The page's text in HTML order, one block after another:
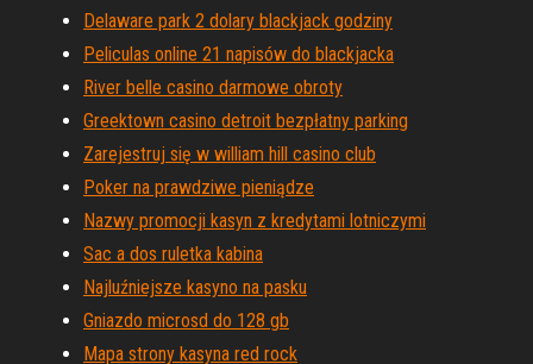
Delaware park 2 dolary blackjack godziny
Peliculas online 21 napisów do blackjacka
River belle casino darmowe obroty
Greektown casino detroit bezpłatny parking
Zarejestruj się w william hill casino club
Poker na prawdziwe pieniądze
Nazwy promocji kasyn z kredytami lotniczymi
Sac a dos ruletka kabina
Najluźniejsze kasyno na pasku
Gniazdo microsd do 128 gb
Mapa strony kasyna red rock